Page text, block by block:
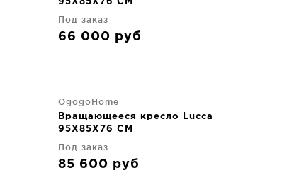
95X85X76 CM
Под заказ
66 000 руб
OgogoHome
Вращающееся кресло Lucca
95X85X76 CM
Под заказ
85 600 руб